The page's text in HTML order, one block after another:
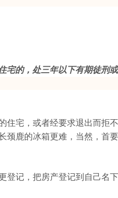
宅的，处三年以下有期徒刑或
住宅，或者经要求退出而拒
颈鹿的冰箱更难，当然，首
登记，把房产登记到自己名